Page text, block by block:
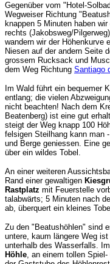
Gegenüber vom "Hotel-
Wegweiser Richtung
knappen 5 Minuten haben
rechts (Jakobsweg/
wandern wir der Höhenkurve
Niesen auf der andern Seite
grossem Rucksack und
dem Weg Richtung Santiago
Im Wald führt ein bequemer
entlang; die vielen
nicht beachten! Nach dem
Beatenberg) ist eine gut
steigt der Weg knapp 100
felsigen Steilhang kann man
und Berge geniessen. Eine
über ein wildes Tobel.
An einer weiteren
Rand einer gewaltigen
Rastplatz mit Feuerstelle
talabwärts; 5 Minuten nach
ab, überquert ein kleines
Zu den "Beatushöhlen" sind
untere, kaum längere Weg
unterhalb des Wasserfalls.
Höhle, an einem tollen